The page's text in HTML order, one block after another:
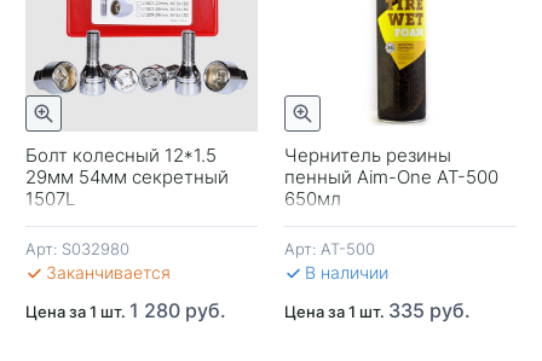
Болт колесный 12*1.5
29мм 54мм секретный
1507L
Арт: S032980
Заканчивается
Цена за 1 шт. 1 280 руб.
Чернитель резины
пенный Aim-One AT-500
650мл
Арт: AT-500
В наличии
Цена за 1 шт. 335 руб.